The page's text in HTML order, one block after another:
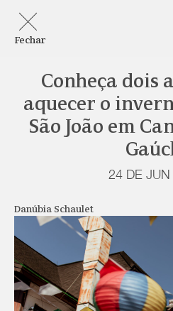
Fechar
Conheça dois
aquecer o
São João em
24 DE
Danúbia Schaulet